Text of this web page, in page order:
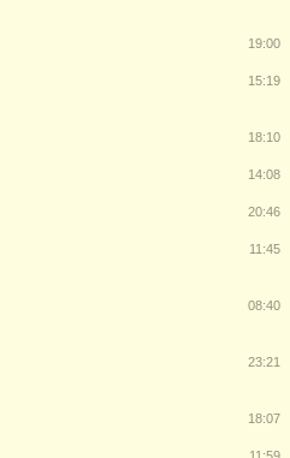
19:00
15:19
18:10
14:08
20:46
11:45
08:40
23:21
18:07